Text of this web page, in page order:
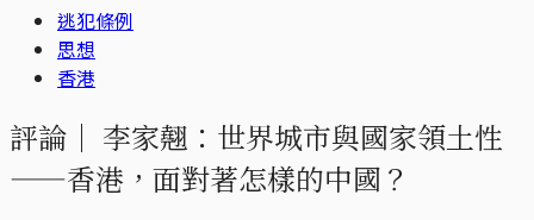
逃犯條例
思想
香港
評論｜ 李家翹：世界城市與國家領土性
——香港，面對著怎樣的中國？